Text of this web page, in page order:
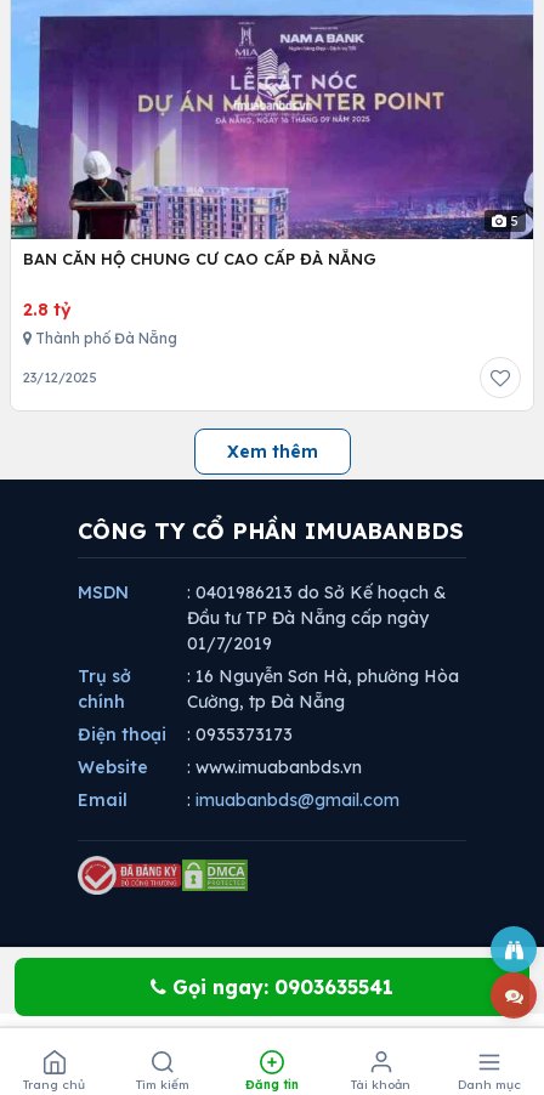
5
BAN CĂN HỘ CHUNG CƯ CAO CẤP ĐÀ NẴNG
2.8 tỷ
Thành phố Đà Nẵng
23/12/2025
Xem thêm
Gọi ngay: 0903635541
CÔNG TY CỔ PHẦN IMUABANBDS
MSDN
: 0401986213 do Sở Kế hoạch &
Đầu tư TP Đà Nẵng cấp ngày
01/7/2019
Trụ sở
chính
: 16 Nguyễn Sơn Hà, phường Hòa
Cường, tp Đà Nẵng
Điện thoại
: 0935373173
Website
: www.imuabanbds.vn
Email
: imuabanbds@gmail.com
Trang chủ Tìm kiếm Đăng tin Tài khoản Danh mục